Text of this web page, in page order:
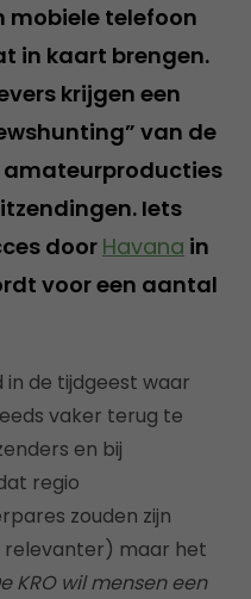
mobiele telefoon
in kaart brengen.
krijgen een
van de
amateurproducties
Iets
door Havana in
voor een aantal
in de tijdgeest waar
vaker terug te
en bij
regio
zouden zijn
relevanter) maar het
KRO wil mensen een